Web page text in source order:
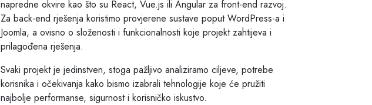
napredne okvire kao što su React, Vue.js ili Angular za front-end razvoj.
Za back-end rješenja koristimo provjerene sustave poput WordPress-a i
Joomla, a ovisno o složenosti i funkcionalnosti koje projekt zahtijeva i
prilagođena rješenja.
Svaki projekt je jedinstven, stoga pažljivo analiziramo ciljeve, potrebe
korisnika i očekivanja kako bismo izabrali tehnologije koje će pružiti
najbolje performanse, sigurnost i korisničko iskustvo.